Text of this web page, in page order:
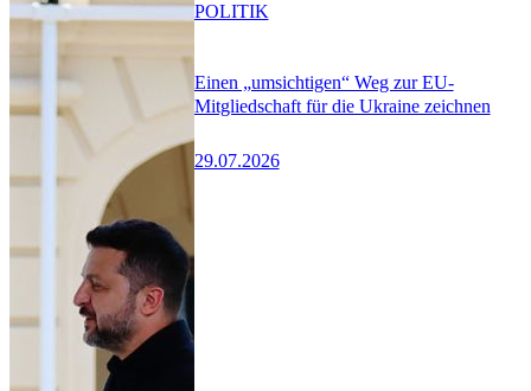
Einen „umsichtigen“ Weg zur EU-
Mitgliedschaft für die Ukraine zeichnen
29.07.2026
POLITIK